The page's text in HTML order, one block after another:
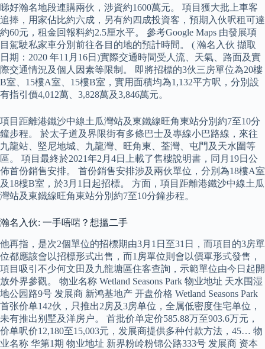
睇好瀚名地段連購兩伙，涉資約1600萬元。 項目獲大批上車客
追捧，用家佔比約六成，另有約四成投資客，預期入伙呎租可達
約60元，租金回報料約2.5厘水平。 參考Google Maps 由發展項
目駕駛私家車分別前往各目的地的預計時間。 ( 瀚名入伙 擷取
日期：2020 年11月16日)實際交通時間受人流、天氣、路面及實
際交通情況及個人因素等限制。 即將招標的3伙三房單位為20樓
B室、15樓A室、15樓B室，實用面積均為1,132平方呎，分別設
有指引價4,012萬、3,828萬及3,846萬元。
項目距離港鐵沙中線土瓜灣站及東鐵線旺角東站分別約7至10分
鐘步程。 於太子道及界限街有多條巴士及專線小巴路線，來往
九龍站、堅尼地城、九龍灣、旺角東、荃灣、屯門及天水圍等
區。 項目最終於2021年2月4日上載了售樓說明書，同月19日公
佈首份銷售安排。 首份銷售安排涉及兩伙單位，分別為18樓A室
及18樓B室，於3月1日起招標。 方面，項目距離港鐵沙中線土瓜
灣站及東鐵線旺角東站分別約7至10分鐘步程。
瀚名入伙: 一手唔啱？想搵二手
他再指，是次2個單位的招標期由3月1日至31日，而項目的3房單
位都應該會以招標形式出售，而1房單位則會以價單形式發售，
項目吸引不少何文田及九龍塘區住客查詢，示範單位由今日起開
放外界參觀。 物业名称 Wetland Seasons Park 物业地址 天水围湿
地公园路9号 发展商 新鸿基地产 开盘价格 Wetland Seasons Park
首张价单142伙，只推出2房及3房单位，全属低密度住宅单位，
未有推出别墅及洋房户。 首批价单定价585.88万至903.6万元，
价单呎价12,180至15,003元，发展商提供多种付款方法，45… 物
业名称 华第1期 物业地址 新界粉岭粉锦公路333号 发展商 资本